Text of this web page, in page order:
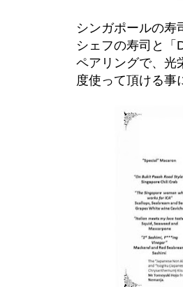
シンガポールの寿
シェフの寿司と「
ペアリングで、光
度使って頂ける事